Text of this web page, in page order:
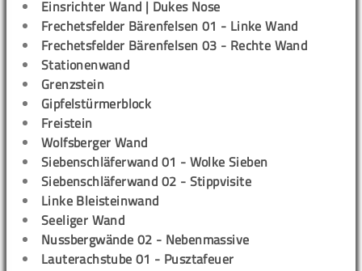
Einsrichter Wand | Dukes Nose
Frechetsfelder Bärenfelsen 01 - Linke Wand
Frechetsfelder Bärenfelsen 03 - Rechte Wand
Stationenwand
Grenzstein
Gipfelstürmerblock
Freistein
Wolfsberger Wand
Siebenschläferwand 01 - Wolke Sieben
Siebenschläferwand 02 - Stippvisite
Linke Bleisteinwand
Seeliger Wand
Nussbergwände 02 - Nebenmassive
Lauterachstube 01 - Pusztafeuer